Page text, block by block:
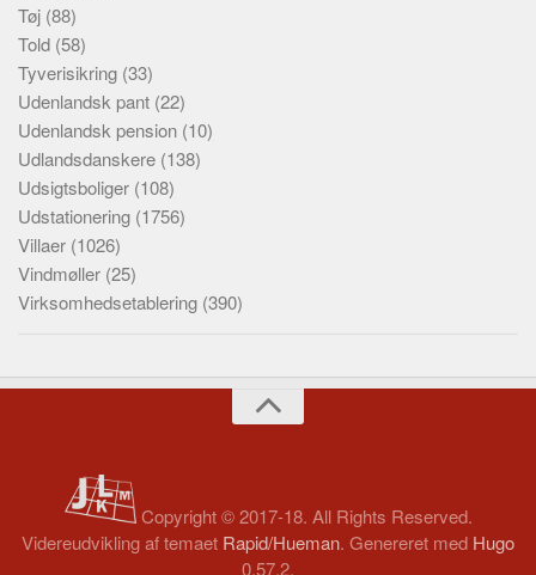
Tøj (88)
Told (58)
Tyverisikring (33)
Udenlandsk pant (22)
Udenlandsk pension (10)
Udlandsdanskere (138)
Udsigtsboliger (108)
Udstationering (1756)
Villaer (1026)
Vindmøller (25)
Virksomhedsetablering (390)
Copyright © 2017-18. All Rights Reserved.
Videreudvikling af temaet Rapid/Hueman. Genereret med Hugo
0.57.2.